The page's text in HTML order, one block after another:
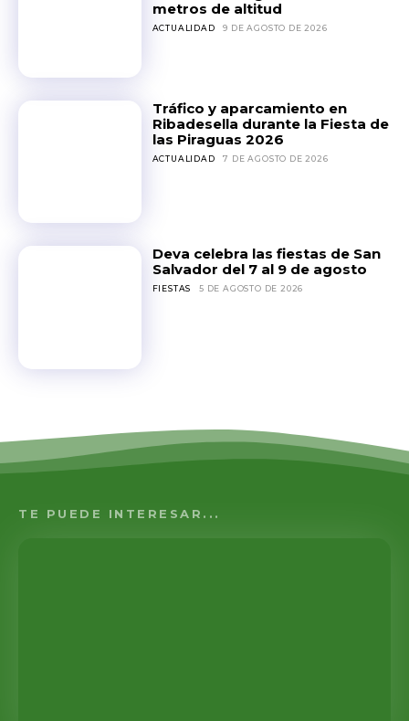
metros de altitud
ACTUALIDAD 9 DE AGOSTO DE 2026
Tráfico y aparcamiento en
Ribadesella durante la Fiesta de
las Piraguas 2026
ACTUALIDAD 7 DE AGOSTO DE 2026
Deva celebra las fiestas de San
Salvador del 7 al 9 de agosto
FIESTAS 5 DE AGOSTO DE 2026
TE PUEDE INTERESAR...